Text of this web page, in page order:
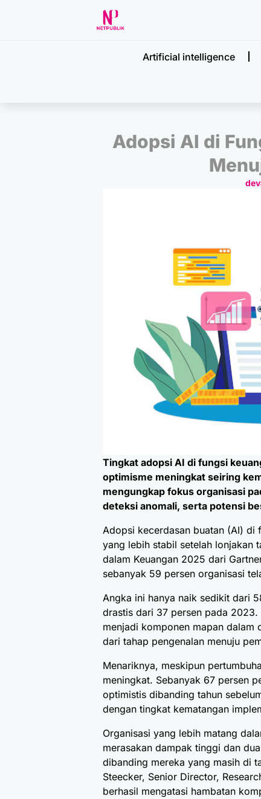
Artificial intelligence
Adopsi AI di
Tingkat adopsi AI di fungsi
optimisme meningkat seiring
mengungkap fokus organisasi
deteksi anomali, serta potensi
Adopsi kecerdasan buatan (AI) di
yang lebih stabil setelah lonjakan
dalam Keuangan 2025 dari
sebanyak 59 persen organisasi
Angka ini hanya naik sedikit dari
drastis dari 37 persen pada
menjadi komponen mapan dalam
dari tahap pengenalan menuju
Menariknya, meskipun
meningkat. Sebanyak 67 persen
optimistis dibanding tahun
dengan tingkat kematangan
Organisasi yang lebih matang
merasakan dampak tinggi dan
dibanding mereka yang masih di
Steecker, Senior Director,
berhasil mengatasi hambatan